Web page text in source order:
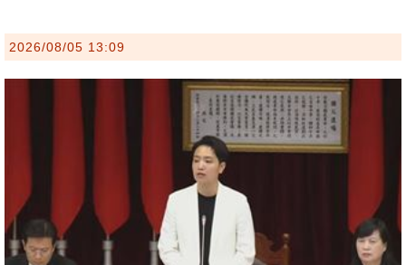
2026/08/05 13:09